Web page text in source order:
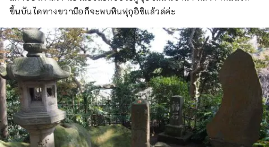
ขึ้นบันไดทางขวามือก็จะพบหินฟุกุอิชิแล้วล่ค่ะ